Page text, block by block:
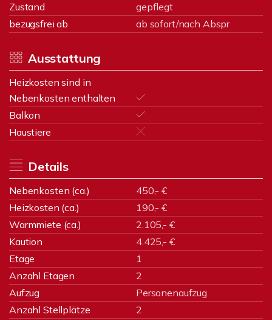
Zustand
gepflegt
bezugsfrei ab
ab sofort/nach Abspr
Ausstattung
Heizkosten sind in
Nebenkosten enthalten
Balkon
Haustiere
Details
Nebenkosten (ca.)
450,- €
Heizkosten (ca.)
190,- €
Warmmiete (ca.)
2.105,- €
Kaution
4.425,- €
Etage
1
Anzahl Etagen
2
Aufzug
Personenaufzug
Anzahl Stellplätze
2